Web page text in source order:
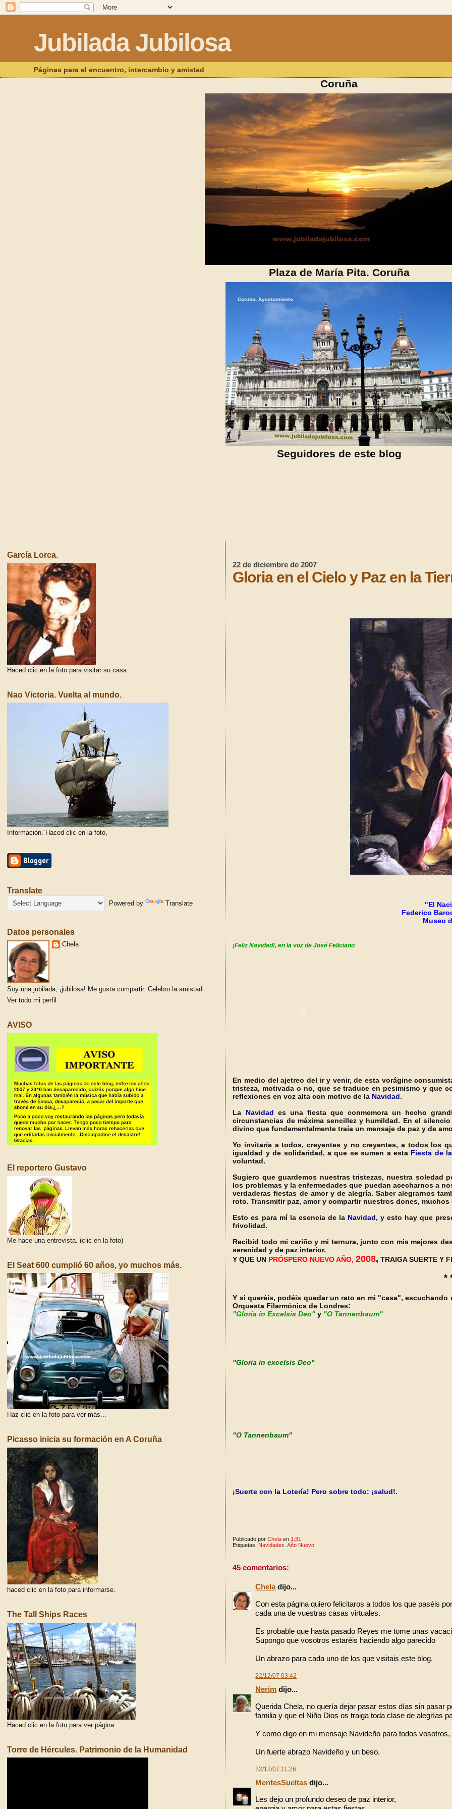
Jubilada Jubilosa
Páginas para el encuentro, intercambio y amistad
Coruña
Plaza de María Pita. Coruña
Seguidores de este blog
22 de diciembre de 2007
Gloria en el Cielo y Paz en la
"El
Federico
Museo
¡Feliz Navidad!,en la voz de José Feliciano
En medio del ajetreo del ir y venir, de esta vorágine
tristeza, motivada o no, que se traduce en pesimismo y que
reflexiones en voz alta con motivo de la Navidad.
La Navidad es una fiesta que conmemora un hecho
circunstancias de máxima sencillez y humildad. En el
divino que fundamentalmente traía un mensaje de paz y de
Yo invitaría a todos, creyentes y no creyentes, a todos los
igualdad y de solidaridad, a que se sumen a esta Fiesta de
voluntad.
Sugiero que guardemos nuestras tristezas, nuestra
los problemas y la enfermedades que puedan acecharnos a
verdaderas fiestas de amor y de alegría. Saber alegrarnos
roto. Transmitir paz, amor y compartir nuestros dones,
Esto es para mí la esencia de la Navidad, y esto hay que
frivolidad.
Recibid todo mi cariño y mi ternura, junto con mis mejores
serenidad y de paz interior.
Y QUE UN PRÓSPERO NUEVO AÑO,2008, TRAIGA SUERTE Y
*
Y si queréis, podéis quedar un rato en mi "casa",
Orquesta Filarmónica de Londres:
"Gloria in Excelsis Deo"y "O Tannenbaum"
"Gloria in excelsis Deo"
"O Tannenbaum"
¡Suerte con la Lotería! Pero sobre todo: ¡salud!.
Publicado porChela en 1:31
Etiquetas: Navidades. Año Nuevo
45 comentarios:
Cheladijo...
Con esta página quiero felicitaros a todos los que paséis
cada una de vuestras casas virtuales.
Es probable que hasta pasado Reyes me tome unas
Supongo que vosotros estaréis haciendo algo parecido
Un abrazo para cada uno de los que visitais este blog.
22/12/07 03:42
Nerim dijo...
Querida Chela, no quería dejar pasar estos días sin pasar
familia y que el Niño Dios os traiga toda clase de alegrías
Y como digo en mi mensaje Navideño para todos
Un fuerte abrazo Navideño y un beso.
22/12/07 11:26
MentesSueltas dijo...
Les dejo un profundo deseo de paz interior,
García Lorca.
Haced clic en la foto para visitar su casa
Nao Victoria. Vuelta al mundo.
Información.´Haced clic en la foto,
Translate
Powered by Translate
Datos personales
Chela
Soy una jubilada, ¡jubilosa! Me gusta compartir. Celebro la amistad.
Ver todo mi perfil
AVISO
El reportero Gustavo
Me hace una entrevista. (clic en la foto)
El Seat 600 cumplió 60 años, yo muchos más.
Haz clic en la foto para ver más...
Picasso inicia su formación en A Coruña
haced clic en la foto para informarse.
The Tall Ships Races
Haced clic en la foto para ver página
Torre de Hércules. Patrimonio de la Humanidad